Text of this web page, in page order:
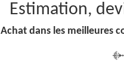
Estimation,
Achat dans les meilleures